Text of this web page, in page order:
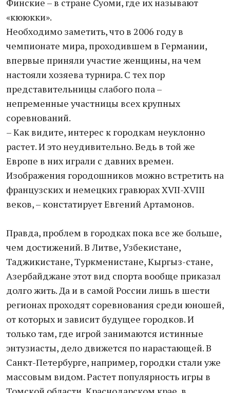
Финские – в стране Суоми, где их называют
«кююкки».
Необходимо заметить, что в 2006 году в
чемпионате мира, проходившем в Германии,
впервые приняли участие женщины, на чем
настояли хозяева турнира. С тех пор
представительницы слабого пола –
непременные участницы всех крупных
соревнований.
– Как видите, интерес к городкам неуклонно
растет. И это неудивительно. Ведь в той же
Европе в них играли с давних времен.
Изображения городошников можно встретить на
французских и немецких гравюрах XVII-XVIII
веков, – констатирует Евгений Артамонов.
Правда, проблем в городках пока все же больше,
чем достижений. В Литве, Узбекистане,
Таджикистане, Туркменистане, Кыргыз-стане,
Азербайджане этот вид спорта вообще приказал
долго жить. Да и в самой России лишь в шести
регионах проходят соревнования среди юношей,
от которых и зависит будущее городков. И
только там, где игрой занимаются истинные
энтузиасты, дело движется по нарастающей. В
Санкт-Петербурге, например, городки стали уже
массовым видом. Растет популярность игры в